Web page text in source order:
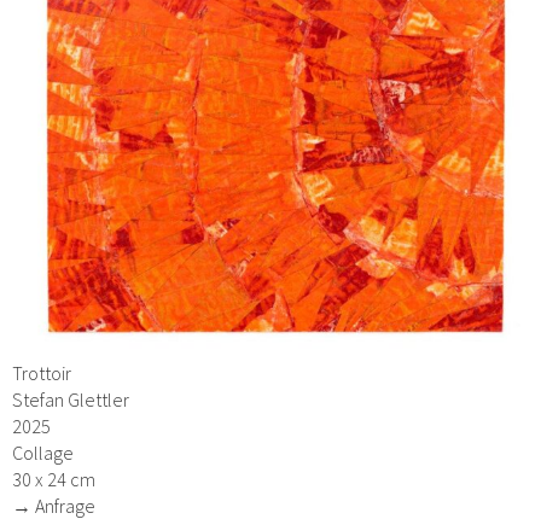
Trottoir
Stefan Glettler
2025
Collage
30 x 24 cm
→ Anfrage